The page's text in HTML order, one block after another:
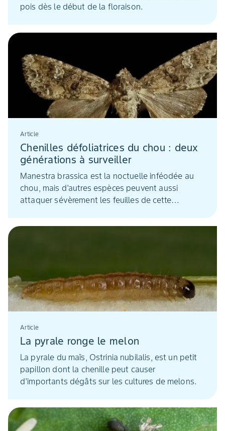
pois dès le début de la floraison.
Article
Chenilles défoliatrices du chou : deux
générations à surveiller
Manestra brassica est la noctuelle inféodée au
chou, mais d'autres espèces peuvent aussi
attaquer sévèrement les feuilles de cette
Article
La pyrale ronge le melon
La pyrale du maïs, Ostrinia nubilalis, est un petit
papillon dont la chenille peut causer
d'importants dégâts sur les cultures de melons.